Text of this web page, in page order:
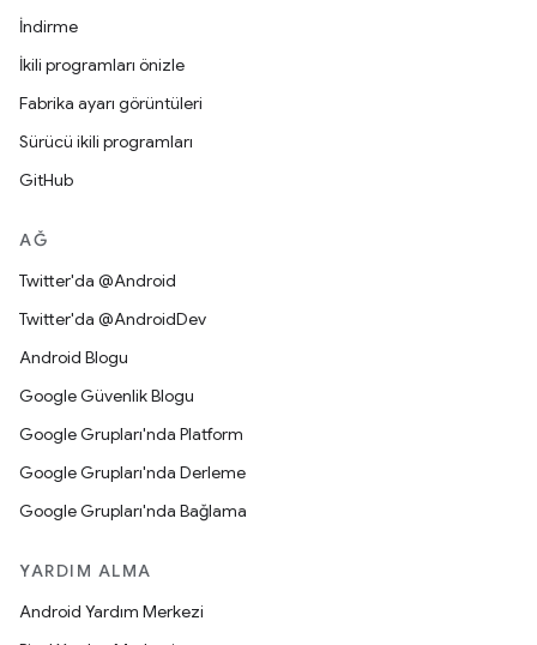
İndirme
İkili programları önizle
Fabrika ayarı görüntüleri
Sürücü ikili programları
GitHub
AĞ
Twitter'da @Android
Twitter'da @AndroidDev
Android Blogu
Google Güvenlik Blogu
Google Grupları'nda Platform
Google Grupları'nda Derleme
Google Grupları'nda Bağlama
YARDIM ALMA
Android Yardım Merkezi